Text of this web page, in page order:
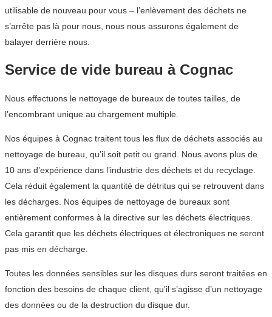
utilisable de nouveau pour vous – l’enlèvement des déchets ne
s’arrête pas là pour nous, nous nous assurons également de
balayer derrière nous.
Service de vide bureau à Cognac
Nous effectuons le nettoyage de bureaux de toutes tailles, de
l’encombrant unique au chargement multiple.
Nos équipes à Cognac traitent tous les flux de déchets associés au
nettoyage de bureau, qu’il soit petit ou grand. Nous avons plus de
10 ans d’expérience dans l’industrie des déchets et du recyclage.
Cela réduit également la quantité de détritus qui se retrouvent dans
les décharges. Nos équipes de nettoyage de bureaux sont
entièrement conformes à la directive sur les déchets électriques.
Cela garantit que les déchets électriques et électroniques ne seront
pas mis en décharge.
Toutes les données sensibles sur les disques durs seront traitées en
fonction des besoins de chaque client, qu’il s’agisse d’un nettoyage
des données ou de la destruction du disque dur.